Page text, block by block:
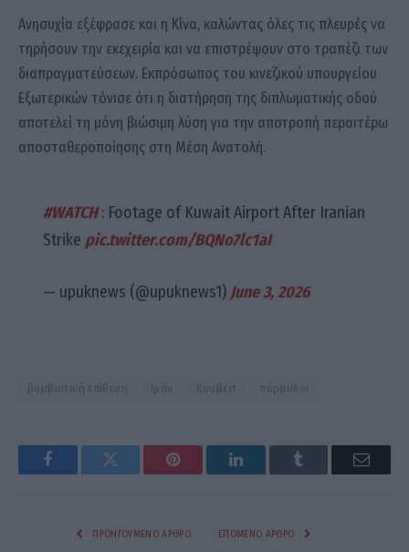
Ανησυχία εξέφρασε και η Κίνα, καλώντας όλες τις πλευρές να
τηρήσουν την εκεχειρία και να επιστρέψουν στο τραπέζι των
διαπραγματεύσεων. Εκπρόσωπος του κινεζικού υπουργείου
Εξωτερικών τόνισε ότι η διατήρηση της διπλωματικής οδού
αποτελεί τη μόνη βιώσιμη λύση για την αποτροπή περαιτέρω
αποσταθεροποίησης στη Μέση Ανατολή.
#WATCH: Footage of Kuwait Airport After Iranian
Strike pic.twitter.com/BQNo7lc1aI
— upuknews (@upuknews1) June 3, 2026
βομβιστική επίθεση Ιράν Κουβέιτ πύραυλοι
FacebookTwitter Pinterest LinkedInTumblr Email
ΠΡΟΗΓΟΎΜΕΝΟ ΆΡΘΡΟ ΕΠΌΜΕΝΟ ΆΡΘΡΟ